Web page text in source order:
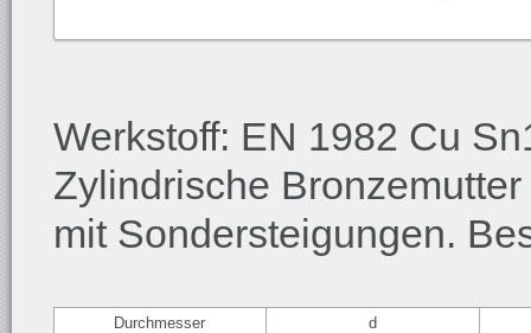
Werkstoff: EN 1982 Cu
Zylindrische
mit Sondersteigungen.
Durchmesser
d